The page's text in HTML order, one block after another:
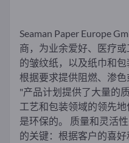
Seaman Paper Europe
商，为业余爱好、医疗
的皱纹纸，以及纸巾和包
根据要求提供阻燃、渗
"产品计划提供了大量的
工艺和包装领域的领先
是环保的。 质量和灵活
的关键：根据客户的喜